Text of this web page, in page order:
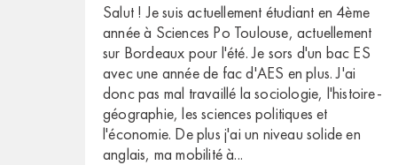
Salut ! Je suis actuellement étudiant en 4ème
année à Sciences Po Toulouse, actuellement
sur Bordeaux pour l'été. Je sors d'un bac ES
avec une année de fac d'AES en plus. J'ai
donc pas mal travaillé la sociologie, l'histoire-
géographie, les sciences politiques et
l'économie. De plus j'ai un niveau solide en
anglais, ma mobilité à...